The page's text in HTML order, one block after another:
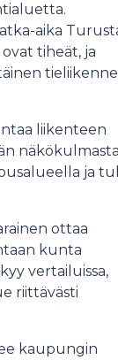
aika
tiheät, ja
liikenteen
ja
ottaa
kunta
vertailuissa,
riittävästi
kaupungin